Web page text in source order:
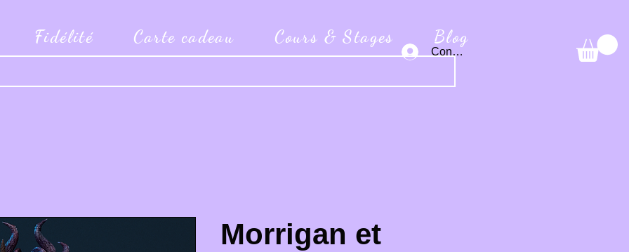
Fidélité Carte cadeau Cours & Stages Blog
Connexion
Morrigan et